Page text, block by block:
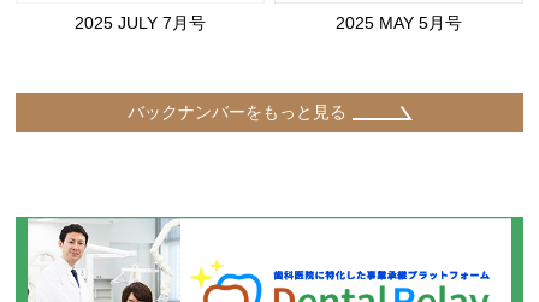
2025 JULY 7月号 2025 MAY 5月号
バックナンバーをもっと見る